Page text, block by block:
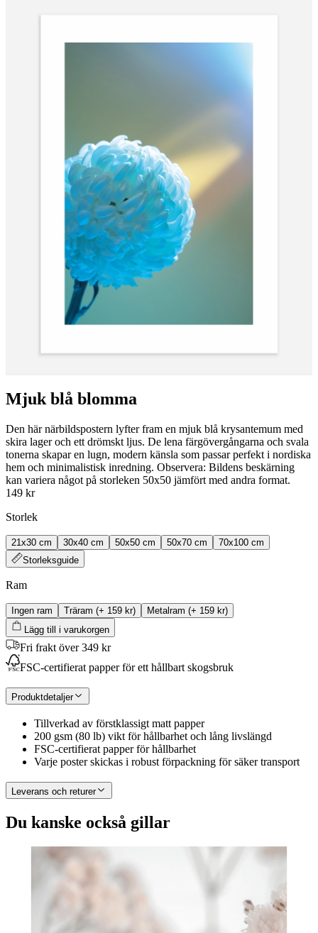
Mjuk blå blomma
Den här närbildspostern lyfter fram en mjuk blå krysantemum med
skira lager och ett drömskt ljus. De lena färgövergångarna och svala
tonerna skapar en lugn, modern känsla som passar perfekt i nordiska
hem och minimalistisk inredning. Observera: Bildens beskärning
kan variera något på storleken 50x50 jämfört med andra format.
149 kr
Storlek
21x30 cm 30x40 cm 50x50 cm 50x70 cm
70x100 cm
Storleksguide
Ram
Ingen ram Träram (+ 159 kr) Metalram (+ 159 kr)
Lägg till i varukorgen
Fri frakt över 349 kr
FSC-certifierat papper för ett hållbart skogsbruk
Produktdetaljer
Tillverkad av förstklassigt matt papper
200 gsm (80 lb) vikt för hållbarhet och lång livslängd
FSC-certifierat papper för hållbarhet
Varje poster skickas i robust förpackning för säker transport
Leverans och returer
Du kanske också gillar